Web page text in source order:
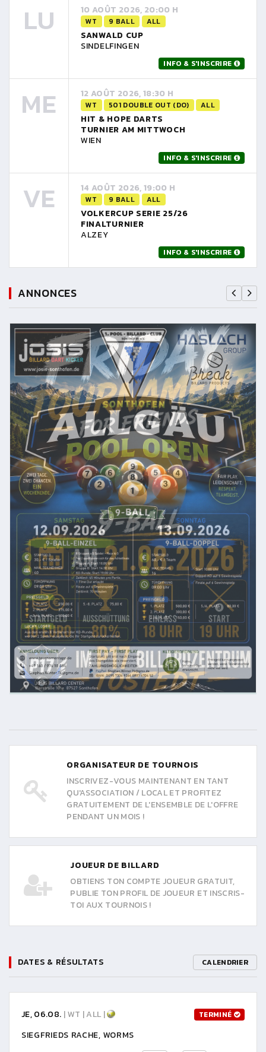
LU 10 AOÛT 2026, 20:00 H
WT 9 BALL ALL
SANWALD CUP
SINDELFINGEN
INFO & S'INSCRIRE
ME 12 AOÛT 2026, 18:30 H
WT 501 DOUBLE OUT (DO) ALL
HIT & HOPE DARTS
TURNIER AM MITTWOCH
WIEN
INFO & S'INSCRIRE
VE 14 AOÛT 2026, 19:00 H
WT 9 BALL ALL
VOLKERCUP SERIE 25/26
FINALTURNIER
ALZEY
INFO & S'INSCRIRE
ANNONCES
ORGANISATEUR DE TOURNOIS
INSCRIVEZ-VOUS MAINTENANT EN TANT
QU'ASSOCIATION / LOCAL ET PROFITEZ
GRATUITEMENT DE L'ENSEMBLE DE L'OFFRE
PENDANT UN MOIS !
JOUEUR DE BILLARD
OBTIENS TON COMPTE JOUEUR GRATUIT,
PUBLIE TON PROFIL DE JOUEUR ET INSCRIS-
TOI AUX TOURNOIS !
DATES & RÉSULTATS CALENDRIER
JE, 06.08. | WT | ALL | TERMINÉ
SIEGFRIEDS RACHE, WORMS